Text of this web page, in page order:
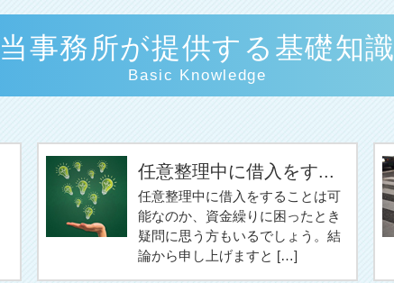
当事務所が提供する基礎知識
Basic Knowledge
任意整理中に借入をす...
任意整理中に借入をすることは可
能なのか、資金繰りに困ったとき
疑問に思う方もいるでしょう。結
論から申し上げますと […]